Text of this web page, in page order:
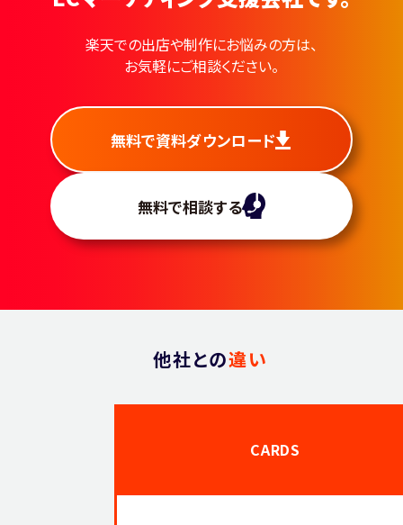
楽天での出店や制作にお悩みの方は、
お気軽にご相談ください。
無料で資料ダウンロード
無料で相談する
他社との違い
CARDS